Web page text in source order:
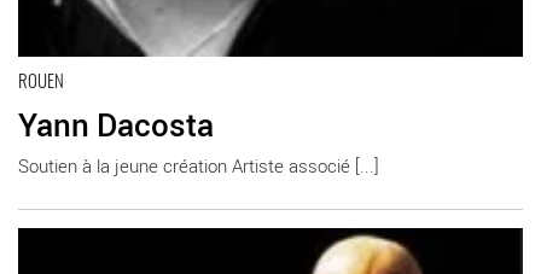
ROUEN
Yann Dacosta
Soutien à la jeune création Artiste associé [...]
En savoir plus